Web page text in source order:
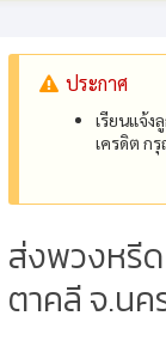
ประกาศ
เรียนแจ้
เครดิต ก
ส่งพวงหรี
ตาคลี จ.นค